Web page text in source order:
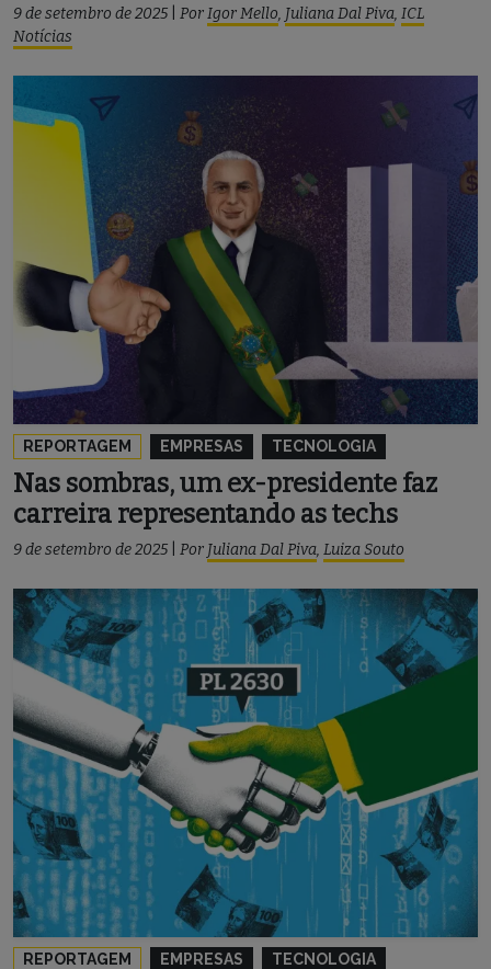
9 de setembro de 2025 PorIgor Mello, Juliana Dal Piva, ICL
Notícias
REPORTAGEM EMPRESAS TECNOLOGIA
Nas sombras, um ex-presidente faz
carreira representando as techs
9 de setembro de 2025 Por Juliana Dal Piva, Luiza Souto
REPORTAGEM EMPRESAS TECNOLOGIA